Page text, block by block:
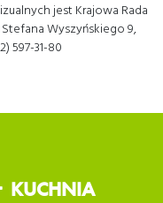
jest Krajowa Rada
Wyszyńskiego 9,
597-31-80
KUCHNIA